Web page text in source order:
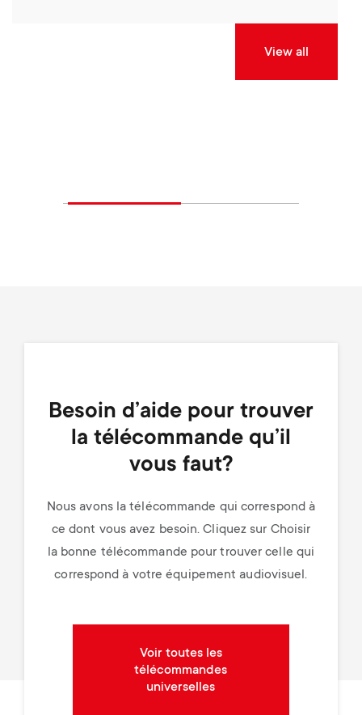
View all
Besoin d’aide pour trouver
la télécommande qu’il
vous faut?
Nous avons la télécommande qui correspond à
ce dont vous avez besoin. Cliquez sur Choisir
la bonne télécommande pour trouver celle qui
correspond à votre équipement audiovisuel.
Voir toutes les
télécommandes
universelles